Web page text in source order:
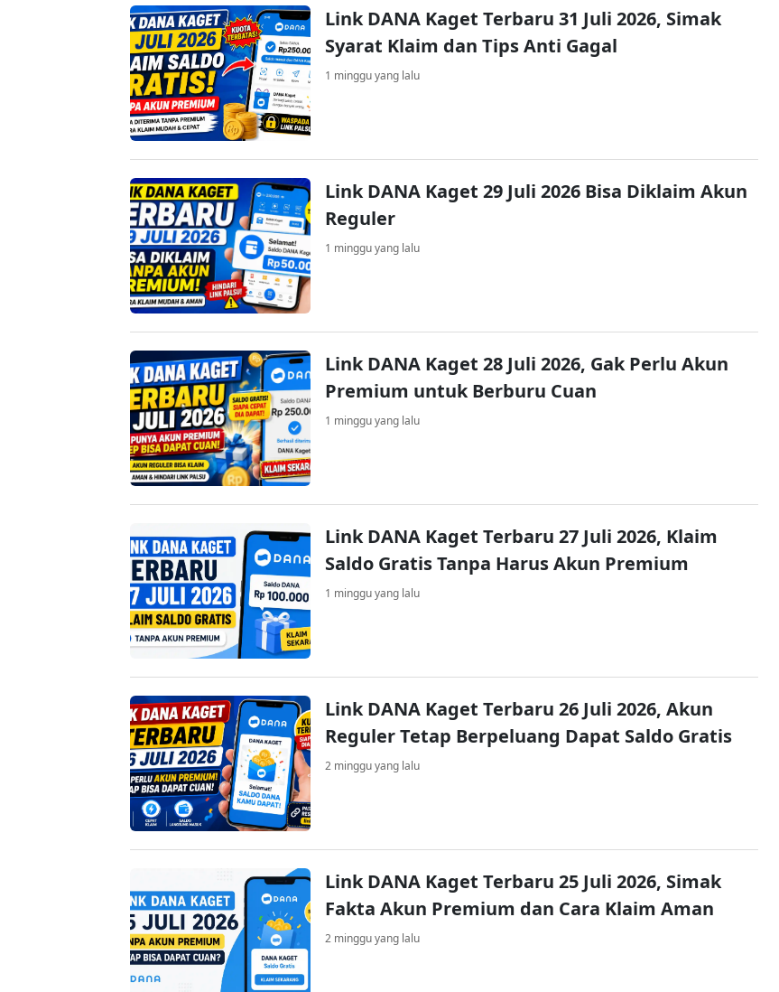
Link DANA Kaget Terbaru 31 Juli 2026, Simak
Syarat Klaim dan Tips Anti Gagal
1 minggu yang lalu
Link DANA Kaget 29 Juli 2026 Bisa Diklaim Akun
Reguler
1 minggu yang lalu
Link DANA Kaget 28 Juli 2026, Gak Perlu Akun
Premium untuk Berburu Cuan
1 minggu yang lalu
Link DANA Kaget Terbaru 27 Juli 2026, Klaim
Saldo Gratis Tanpa Harus Akun Premium
1 minggu yang lalu
Link DANA Kaget Terbaru 26 Juli 2026, Akun
Reguler Tetap Berpeluang Dapat Saldo Gratis
2 minggu yang lalu
Link DANA Kaget Terbaru 25 Juli 2026, Simak
Fakta Akun Premium dan Cara Klaim Aman
2 minggu yang lalu